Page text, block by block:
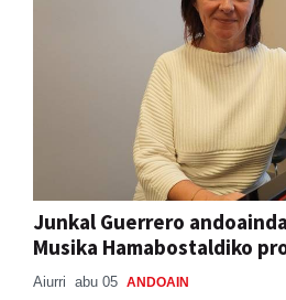
Junkal Guerrero
Musika Hamabostaldiko
Aiurri abu 05 ANDOAIN